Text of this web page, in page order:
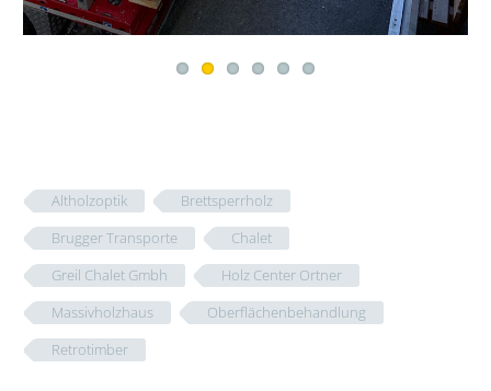
Altholzoptik
Brettsperrholz
Brugger Transporte
Chalet
Greil Chalet Gmbh
Holz Center Ortner
Massivholzhaus
Oberflächenbehandlung
Retrotimber